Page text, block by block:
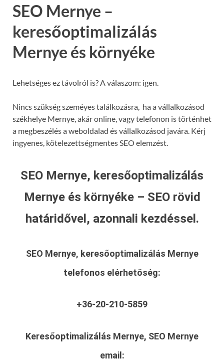
SEO Mernye –
keresőoptimalizálás
Mernye és környéke
Lehetséges ez távolról is? A válaszom: igen.
Nincs szükség szeméyes találkozásra, ha a vállalkozásod
székhelye Mernye, akár online, vagy telefonon is történhet
a megbeszélés a weboldalad és vállalkozásod javára. Kérj
ingyenes, kötelezettségmentes SEO elemzést.
SEO Mernye, keresőoptimalizálás
Mernye és környéke – SEO rövid
határidővel, azonnali kezdéssel.
SEO Mernye, keresőoptimalizálás Mernye
telefonos elérhetőség:
+36-20-210-5859
Keresőoptimalizálás Mernye, SEO Mernye
email: